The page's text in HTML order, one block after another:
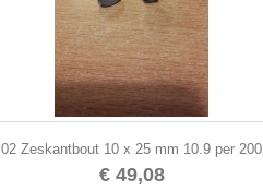
 Snel bekijken
02 Zeskantbout 10 x 25 mm 10.9 per 200
€ 49,08